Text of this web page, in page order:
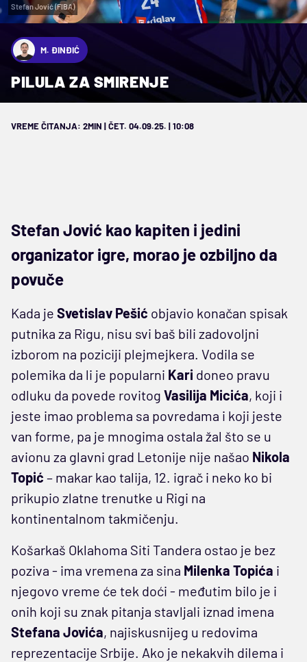
Stefan Jović (FIBA)
M. ĐINĐIĆ
PILULA ZA SMIRENJE
VREME ČITANJA: 2MIN | ČET. 04.09.25. | 10:08
Stefan Jović kao kapiten i jedini
organizator igre, morao je ozbiljno da
povuče
Kada je Svetislav Pešić objavio konačan spisak
putnika za Rigu, nisu svi baš bili zadovoljni
izborom na poziciji plejmejkera. Vodila se
polemika da li je popularni Kari doneo pravu
odluku da povede rovitog Vasilija Micića, koji i
jeste imao problema sa povredama i koji jeste
van forme, pa je mnogima ostala žal što se u
avionu za glavni grad Letonije nije našao Nikola
Topić – makar kao talija, 12. igrač i neko ko bi
prikupio zlatne trenutke u Rigi na
kontinentalnom takmičenju.
Košarkaš Oklahoma Siti Tandera ostao je bez
poziva - ima vremena za sina Milenka Topića i
njegovo vreme će tek doći - međutim bilo je i
onih koji su znak pitanja stavljali iznad imena
Stefana Jovića, najiskusnijeg u redovima
reprezentacije Srbije. Ako je nekakvih dilema i